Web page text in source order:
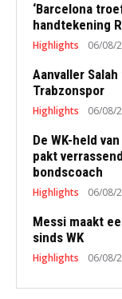
‘Barcelona
handtekening
Highlights 06/08/
Aanvaller
Trabzonspor
Highlights 06/08/
De WK-held
pakt
bondscoach
Highlights 06/08/
Messi maakt
sinds WK
Highlights 06/08/